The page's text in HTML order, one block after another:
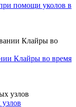
помощи уколов в
Клайры во время